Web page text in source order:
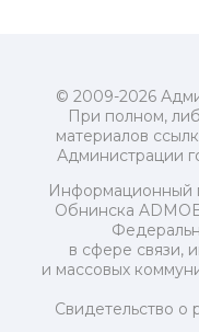
© 2009-2026
При полном,
материалов
Администрации
Информационный
Обнинска
в сфере связи,
и массовых
Свидетельство о